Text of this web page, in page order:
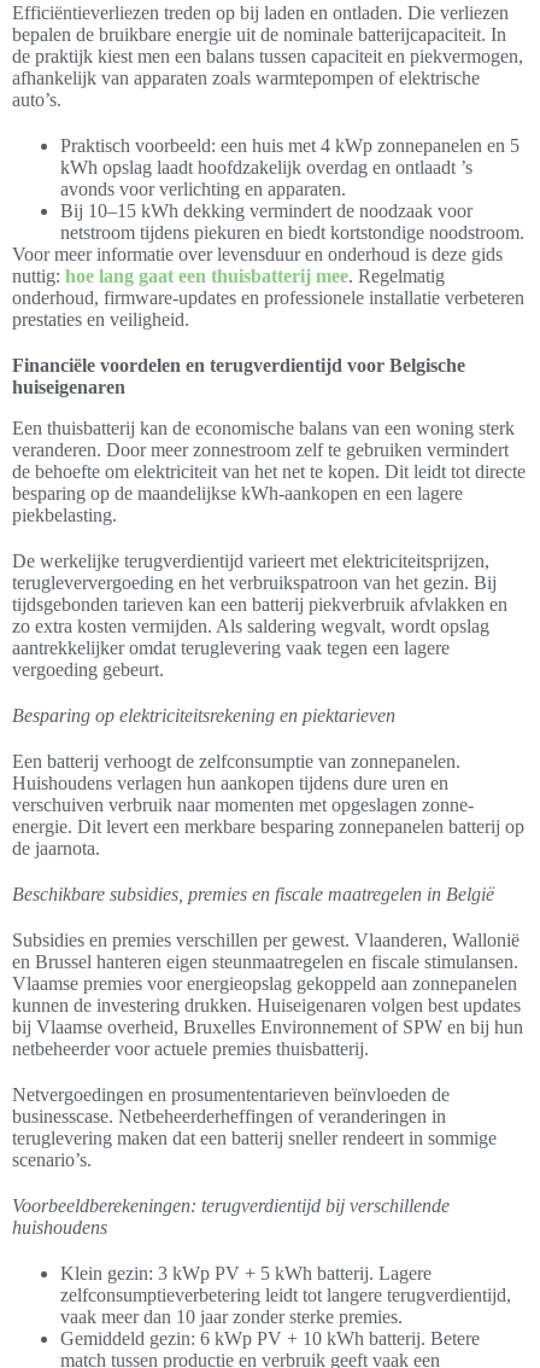
Efficiëntieverliezen treden op bij laden en ontladen. Die verliezen
bepalen de bruikbare energie uit de nominale batterijcapaciteit. In
de praktijk kiest men een balans tussen capaciteit en piekvermogen,
afhankelijk van apparaten zoals warmtepompen of elektrische
auto’s.
Praktisch voorbeeld: een huis met 4 kWp zonnepanelen en 5
kWh opslag laadt hoofdzakelijk overdag en ontlaadt ’s
avonds voor verlichting en apparaten.
Bij 10–15 kWh dekking vermindert de noodzaak voor
netstroom tijdens piekuren en biedt kortstondige noodstroom.
Voor meer informatie over levensduur en onderhoud is deze gids
nuttig: hoe lang gaat een thuisbatterij mee. Regelmatig
onderhoud, firmware-updates en professionele installatie verbeteren
prestaties en veiligheid.
Financiële voordelen en terugverdientijd voor Belgische
huiseigenaren
Een thuisbatterij kan de economische balans van een woning sterk
veranderen. Door meer zonnestroom zelf te gebruiken vermindert
de behoefte om elektriciteit van het net te kopen. Dit leidt tot directe
besparing op de maandelijkse kWh-aankopen en een lagere
piekbelasting.
De werkelijke terugverdientijd varieert met elektriciteitsprijzen,
terugleververgoeding en het verbruikspatroon van het gezin. Bij
tijdsgebonden tarieven kan een batterij piekverbruik afvlakken en
zo extra kosten vermijden. Als saldering wegvalt, wordt opslag
aantrekkelijker omdat teruglevering vaak tegen een lagere
vergoeding gebeurt.
Besparing op elektriciteitsrekening en piektarieven
Een batterij verhoogt de zelfconsumptie van zonnepanelen.
Huishoudens verlagen hun aankopen tijdens dure uren en
verschuiven verbruik naar momenten met opgeslagen zonne-
energie. Dit levert een merkbare besparing zonnepanelen batterij op
de jaarnota.
Beschikbare subsidies, premies en fiscale maatregelen in België
Subsidies en premies verschillen per gewest. Vlaanderen, Wallonië
en Brussel hanteren eigen steunmaatregelen en fiscale stimulansen.
Vlaamse premies voor energieopslag gekoppeld aan zonnepanelen
kunnen de investering drukken. Huiseigenaren volgen best updates
bij Vlaamse overheid, Bruxelles Environnement of SPW en bij hun
netbeheerder voor actuele premies thuisbatterij.
Netvergoedingen en prosumententarieven beïnvloeden de
businesscase. Netbeheerderheffingen of veranderingen in
teruglevering maken dat een batterij sneller rendeert in sommige
scenario’s.
Voorbeeldberekeningen: terugverdientijd bij verschillende
huishoudens
Klein gezin: 3 kWp PV + 5 kWh batterij. Lagere
zelfconsumptieverbetering leidt tot langere terugverdientijd,
vaak meer dan 10 jaar zonder sterke premies.
Gemiddeld gezin: 6 kWp PV + 10 kWh batterij. Betere
match tussen productie en verbruik geeft vaak een